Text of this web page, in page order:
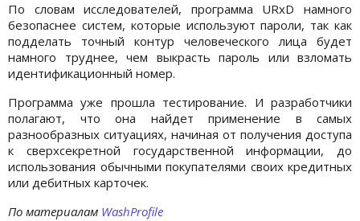
По словам исследователей, программа URxD намного
безопаснее систем, которые используют пароли, так как
подделать точный контур человеческого лица будет
намного труднее, чем выкрасть пароль или взломать
идентификационный номер.
Программа уже прошла тестирование. И разработчики
полагают, что она найдет применение в самых
разнообразных ситуациях, начиная от получения доступа
к сверхсекретной государственной информации, до
использования обычными покупателями своих кредитных
или дебитных карточек.
По материалам WashProfile